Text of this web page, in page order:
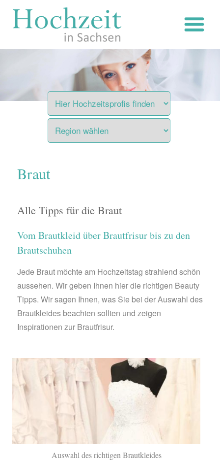
Inhalt
Braut
Alle Tipps für die Braut
Vom Brautkleid über Brautfrisur bis zu den
Brautschuhen
Jede Braut möchte am Hochzeitstag strahlend schön
aussehen. Wir geben Ihnen hier die richtigen Beauty
Tipps. Wir sagen Ihnen, was Sie bei der Auswahl des
Brautkleides beachten sollten und zeigen
Inspirationen zur Brautfrisur.
Auswahl des richtigen Brautkleides